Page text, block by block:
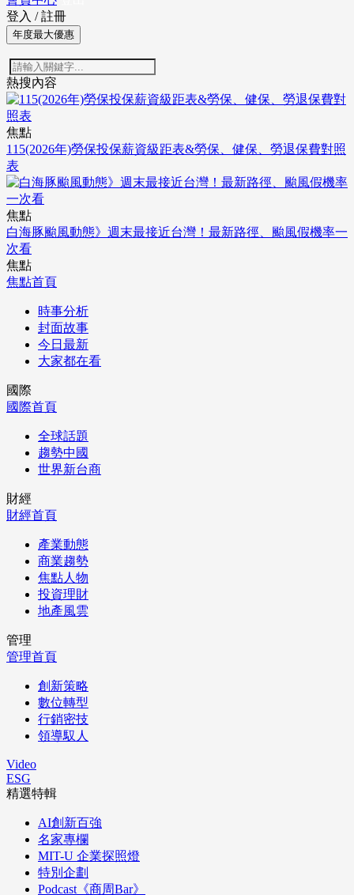
登入 / 註冊
年度最大優惠
熱搜內容
焦點
115(2026年)勞保投保薪資級距表&勞保、健保、勞退保費對照
表
焦點
白海豚颱風動態》週末最接近台灣！最新路徑、颱風假機率一
次看
焦點
焦點首頁
時事分析
封面故事
今日最新
大家都在看
國際
國際首頁
全球話題
趨勢中國
世界新台商
財經
財經首頁
產業動態
商業趨勢
焦點人物
投資理財
地產風雲
管理
管理首頁
創新策略
數位轉型
行銷密技
領導馭人
Video
ESG
精選特輯
AI創新百強
名家專欄
MIT-U 企業探照燈
特別企劃
Podcast《商周Bar》